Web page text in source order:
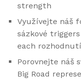
strength
Využívejte náš
sázkové
each
Porovnejte náš
Big Road